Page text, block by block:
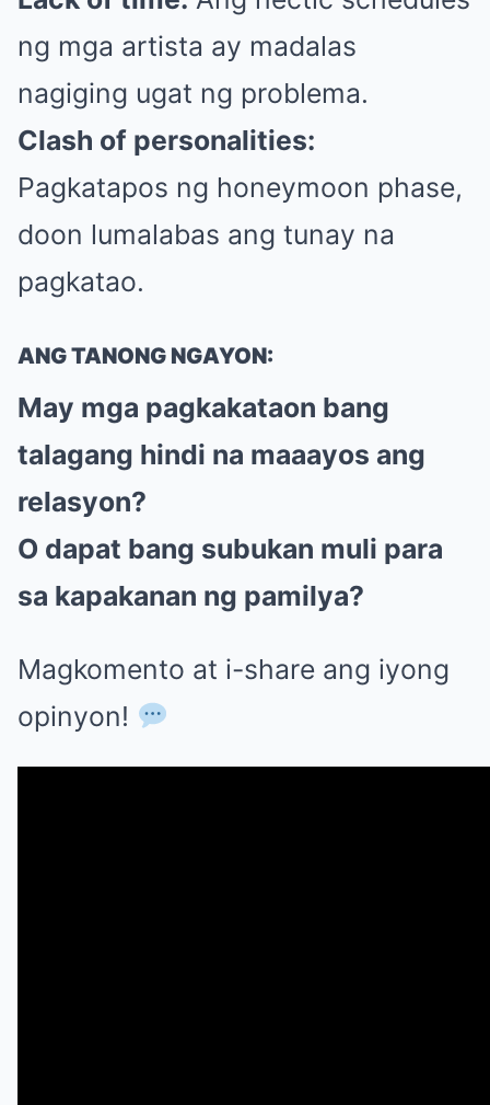
ng mga artista ay madalas
nagiging ugat ng problema.
Clash of personalities:
Pagkatapos ng honeymoon phase,
doon lumalabas ang tunay na
pagkatao.
ANG TANONG NGAYON:
May mga pagkakataon bang
talagang hindi na maaayos ang
relasyon?
O dapat bang subukan muli para
sa kapakanan ng pamilya?
Magkomento at i-share ang iyong
opinyon!